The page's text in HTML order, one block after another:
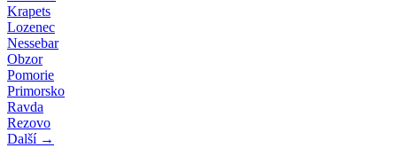
Krapets
Lozenec
Nessebar
Obzor
Pomorie
Primorsko
Ravda
Rezovo
Další →